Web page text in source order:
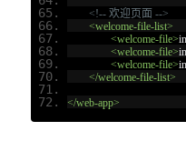
<!-- 欢迎页面 -->
<welcome-file-list>
<welcome-file>
<welcome-file>
<welcome-file>
</welcome-file-list>
</web-app>